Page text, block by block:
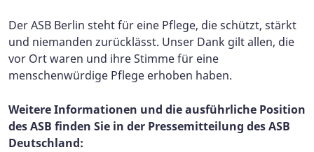
Der ASB Berlin steht für eine Pflege, die schützt, stärkt
und niemanden zurücklässt. Unser Dank gilt allen, die
vor Ort waren und ihre Stimme für eine
menschenwürdige Pflege erhoben haben.
Weitere Informationen und die ausführliche Position
des ASB finden Sie in der Pressemitteilung des ASB
Deutschland: